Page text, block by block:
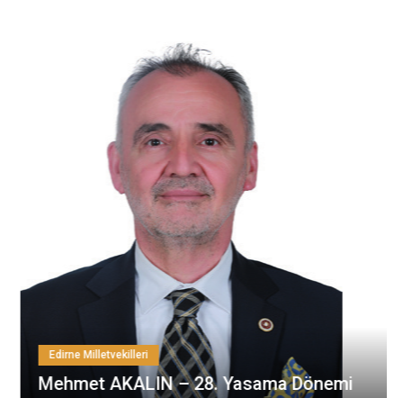
Edirne Milletvekilleri
Mehmet AKALIN – 28. Yasama Dönemi